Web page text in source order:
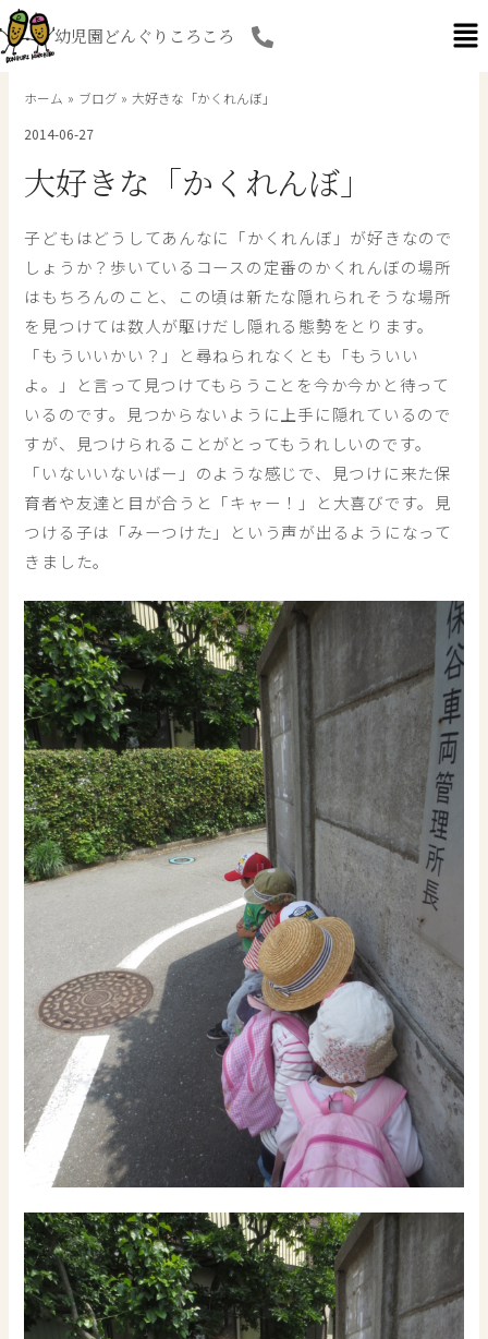
内
容
を
幼児園どんぐりころころ
ホーム ブログ
大好きな「かくれんぼ」
2014-06-27
大好きな「かくれんぼ」
子どもはどうしてあんなに「かくれんぼ」が好きなので
しょうか？歩いているコースの定番のかくれんぼの場所
はもちろんのこと、この頃は新たな隠れられそうな場所
を見つけては数人が駆けだし隠れる態勢をとります。
「もういいかい？」と尋ねられなくとも「もういい
よ。」と言って見つけてもらうことを今か今かと待って
いるのです。見つからないように上手に隠れているので
すが、見つけられることがとってもうれしいのです。
「いないいないばー」のような感じで、見つけに来た保
育者や友達と目が合うと「キャー！」と大喜びです。見
つける子は「みーつけた」という声が出るようになって
きました。